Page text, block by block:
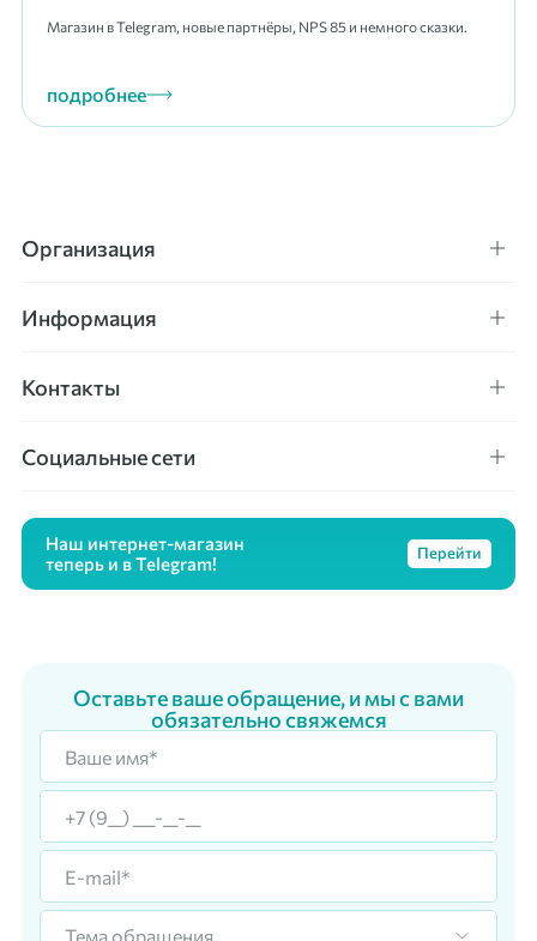
Магазин в Telegram, новые партнёры, NPS 85 и немного сказки.
подробнее
Организация
Информация
Контакты
Социальные сети
Наш интернет-магазин
теперь и в Telegram!
Перейти
Оставьте ваше обращение, и мы с вами
обязательно свяжемся
Тема обращения